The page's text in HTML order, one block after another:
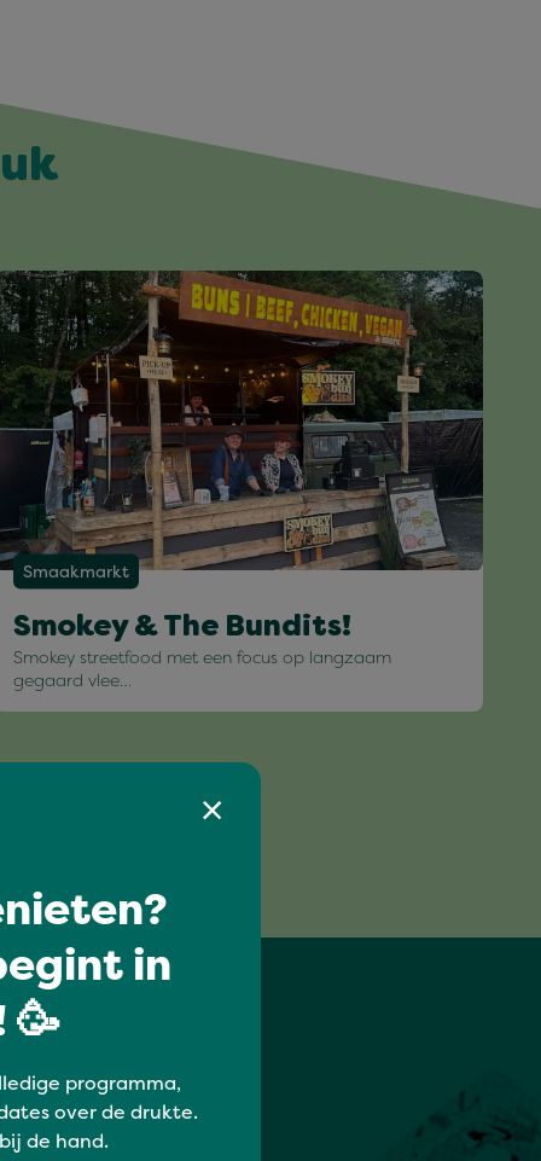
Smaakmarkt
Smokey & The Bundits!
Smokey streetfood met een focus op langzaam
gegaard vlee…
in
🥳
programma,
over de drukte.
de hand.